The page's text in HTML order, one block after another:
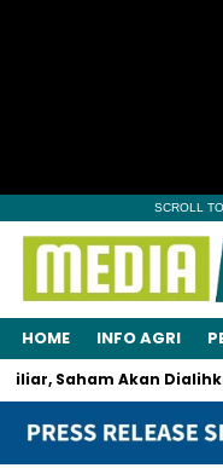
SCROLL
HOME INFO AGRI
Saham Akan Dialihkan